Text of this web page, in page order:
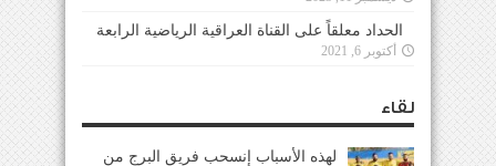
الحداد معلقاً على القناة العراقية الرياضية الرابعة
أكتوبر 6, 2021
لقاء
لهذه الأسباب إنسحب فريق البرج من